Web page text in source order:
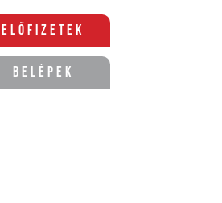
Előfizetek
Belépek